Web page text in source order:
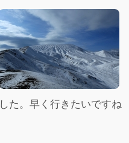
た。早く行きたいですね